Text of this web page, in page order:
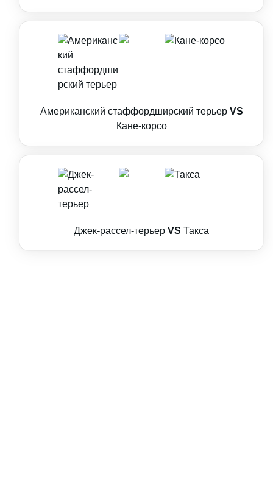
Американский стаффордширский терьер VS
Кане-корсо
Джек-рассел-терьер VS Такса